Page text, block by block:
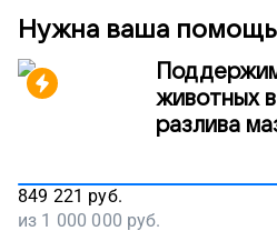
Нужна ваша помощь
животных
разлива
849 221 руб.
из 1 000 000 руб.